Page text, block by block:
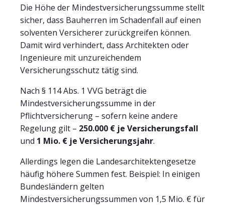
Die Höhe der Mindestversicherungssumme stellt
sicher, dass Bauherren im Schadenfall auf einen
solventen Versicherer zurückgreifen können.
Damit wird verhindert, dass Architekten oder
Ingenieure mit unzureichendem
Versicherungsschutz tätig sind.
Nach § 114 Abs. 1 VVG beträgt die
Mindestversicherungssumme in der
Pflichtversicherung – sofern keine andere
Regelung gilt – 250.000 € je Versicherungsfall
und 1 Mio. € je Versicherungsjahr.
Allerdings legen die Landesarchitektengesetze
häufig höhere Summen fest. Beispiel: In einigen
Bundesländern gelten
Mindestversicherungssummen von 1,5 Mio. € für